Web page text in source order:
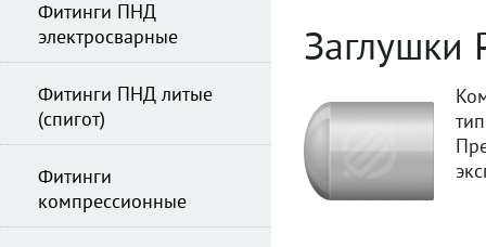
Заглушки
Фитинги ПНД
электросварные
Фитинги ПНД литые
(спигот)
Фитинги
компрессионные